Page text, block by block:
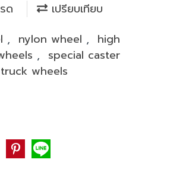
ด
เปรียบเทียบ
, nylon wheel , high
, special caster
wheels